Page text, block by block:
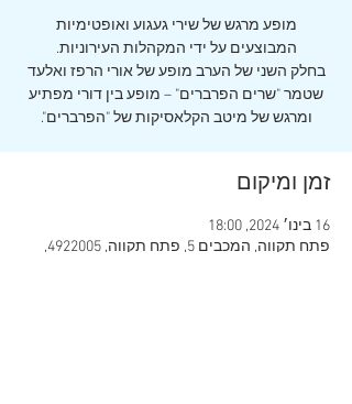
מופע מרגש של שירי געגוע ואופטימיות
בחלק השני של הערב מופע של אורי הרפז ואלעד
שטמר "שרים הפרברים" – מופע בין דורי מפתיע
ומרגש של מיטב הקלאסיקות של "הפרברים".
זמן ומיקום
16 בינו׳ 2024, 18:00
פתח תקווה, המכבים 5, פתח תקווה, 4922005,